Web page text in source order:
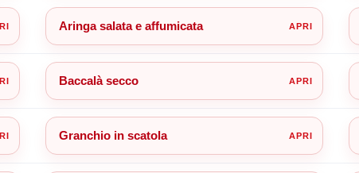
Aringa salata e affumicata
Baccalà secco
Granchio in scatola